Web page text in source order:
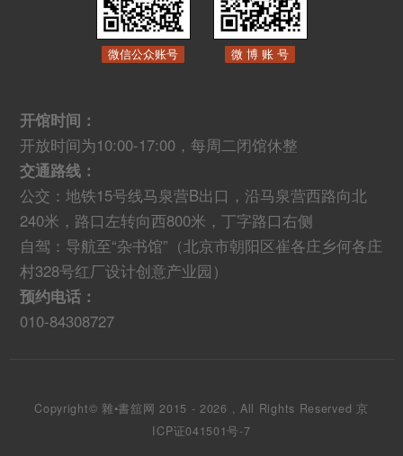
微信公众账号 微 博 账 号
开馆时间：
开放时间为10:00-17:00，每周二闭馆休整
交通路线：
公交：地铁15号线马泉营B出口，沿马泉营西路向北
240米，路口左转向西800米，丁字路口右侧
自驾：导航至“杂书馆”（北京市朝阳区崔各庄乡何各庄
村328号红厂设计创意产业园）
预约电话：
010-84308727
Copyright© 雜•書舘网 2015 - 2026 , All Rights Reserved 京
ICP证041501号-7